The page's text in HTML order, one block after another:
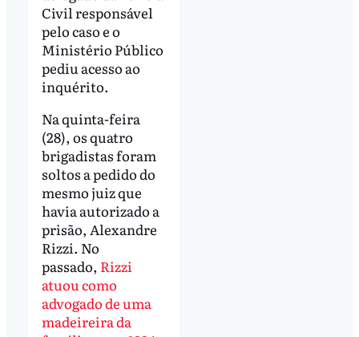
Civil responsável
pelo caso e o
Ministério Público
pediu acesso ao
inquérito.
Na quinta-feira
(28), os quatro
brigadistas foram
soltos a pedido do
mesmo juiz que
havia autorizado a
prisão, Alexandre
Rizzi. No
passado, Rizzi
atuou como
advogado de uma
madeireira da